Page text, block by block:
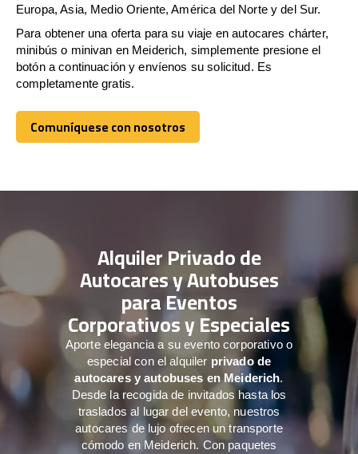
Europa, Asia, Medio Oriente, América del Norte y del Sur.
Para obtener una oferta para su viaje en autocares chárter,
minibús o minivan en Meiderich, simplemente presione el
botón a continuación y envíenos su solicitud. Es
completamente gratis.
Comuníquese con nosotros
Comuníquese con nosotros
Alquiler Privado de
Autocares y Autobuses
para Eventos
Corporativos y Especiales
Aporte elegancia a su evento corporativo o
especial con el alquiler privado de
autocares y autobuses en Meiderich.
Desde la recogida de invitados hasta los
traslados al lugar del evento, nuestros
autocares de lujo ofrecen un transporte
cómodo en Meiderich. Con paquetes